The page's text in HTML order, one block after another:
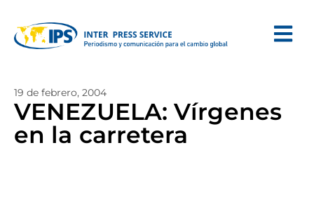
19 de febrero, 2004
VENEZUELA: Vírgenes
en la carretera